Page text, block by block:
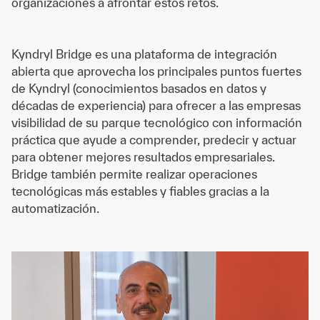
Kyndryl Bridge es una plataforma de integración
abierta que aprovecha los principales puntos fuertes
de Kyndryl (conocimientos basados en datos y
décadas de experiencia) para ofrecer a las empresas
visibilidad de su parque tecnológico con información
práctica que ayude a comprender, predecir y actuar
para obtener mejores resultados empresariales.
Bridge también permite realizar operaciones
tecnológicas más estables y fiables gracias a la
automatización.